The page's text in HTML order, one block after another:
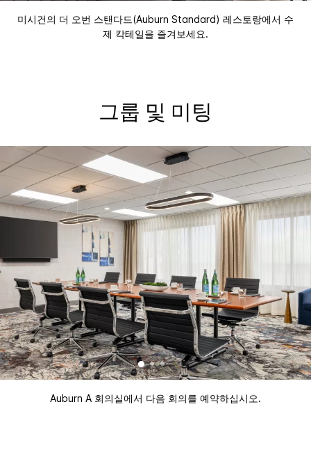
미시건의 더 오번 스탠다드(Auburn Standard) 레스토랑에서 수
제 칵테일을 즐겨보세요.
그룹 및 미팅
Auburn A 회의실에서 다음 회의를 예약하십시오.